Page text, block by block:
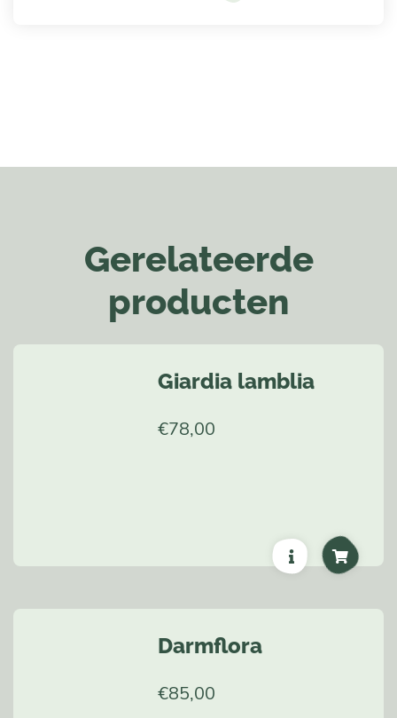
Gerelateerde
producten
Giardia lamblia
€78,00
Darmflora
€85,00